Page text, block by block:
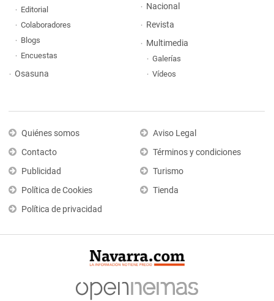
Editorial
Colaboradores
Blogs
Encuestas
Osasuna
Nacional
Revista
Multimedia
Galerías
Vídeos
Quiénes somos
Contacto
Publicidad
Política de Cookies
Política de privacidad
Aviso Legal
Términos y condiciones
Turismo
Tienda